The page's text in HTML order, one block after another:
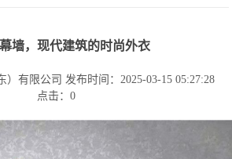
墙，现代建筑的时尚外衣
）有限公司 发布时间：2025-03-15 05:27:28
点击： 0